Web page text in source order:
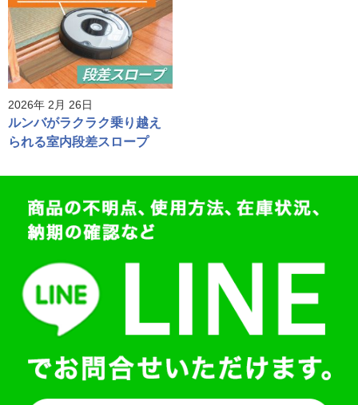
2026年 2月 26日
ルンバがラクラク乗り越え
られる室内段差スロープ